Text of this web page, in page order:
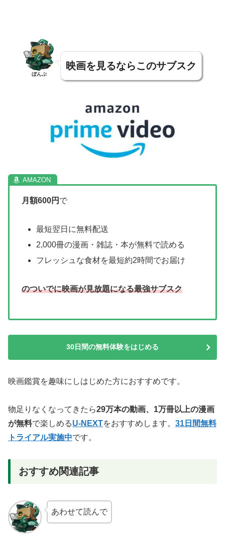
ぼんぷ
映画を見るならこのサブスク
月額600円 で
最短翌日に無料配送
2,000冊の漫画・雑誌・本が無料で読める
フレッシュな食材を最短約2時間でお届け
のついでに映画が見放題になる最強サブスク
30日間の無料体験をはじめる
映画鑑賞を趣味にしはじめた方におすすめです。
物足りなくなってきたら29万本の動画、1万冊以上の漫画
が無料で楽しめるU-NEXTをおすすめします。 31日間無料
トライアル実施中です。
おすすめ関連記事
あわせて読んで